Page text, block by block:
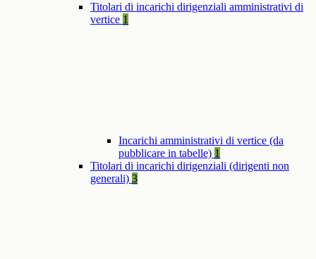
Titolari di incarichi dirigenziali amministrativi di
vertice 1
Incarichi amministrativi di vertice (da
pubblicare in tabelle) 1
Titolari di incarichi dirigenziali (dirigenti non
generali) 3